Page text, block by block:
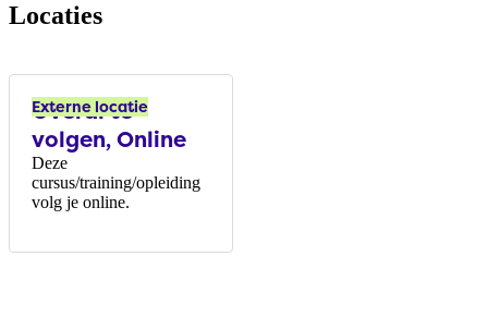
Locaties
Overal te
volgen, Online
Externe locatie
Deze
cursus/training/opleiding
volg je online.